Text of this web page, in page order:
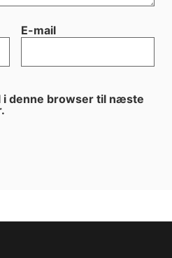
E-mail
i denne browser til næste